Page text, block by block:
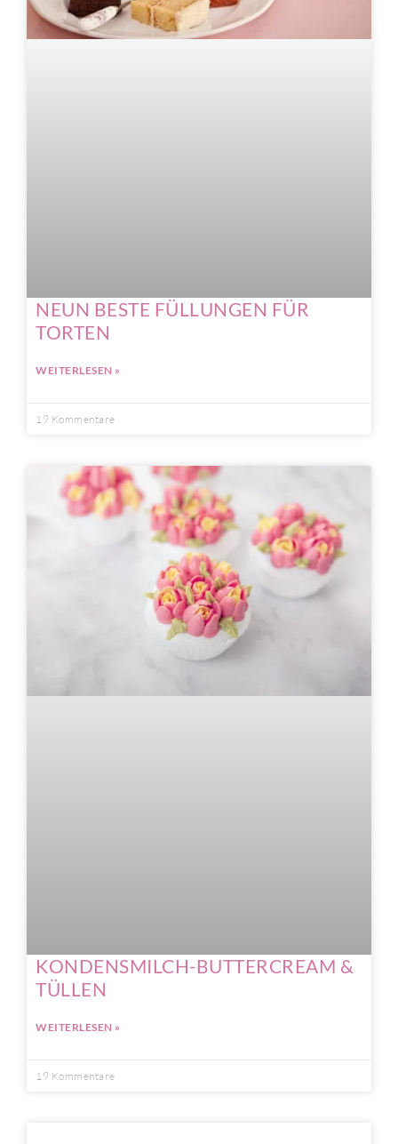
NEUN BESTE FÜLLUNGEN FÜR
TORTEN
WEITERLESEN »
19 Kommentare
KONDENSMILCH-BUTTERCREAM &
TÜLLEN
WEITERLESEN »
19 Kommentare